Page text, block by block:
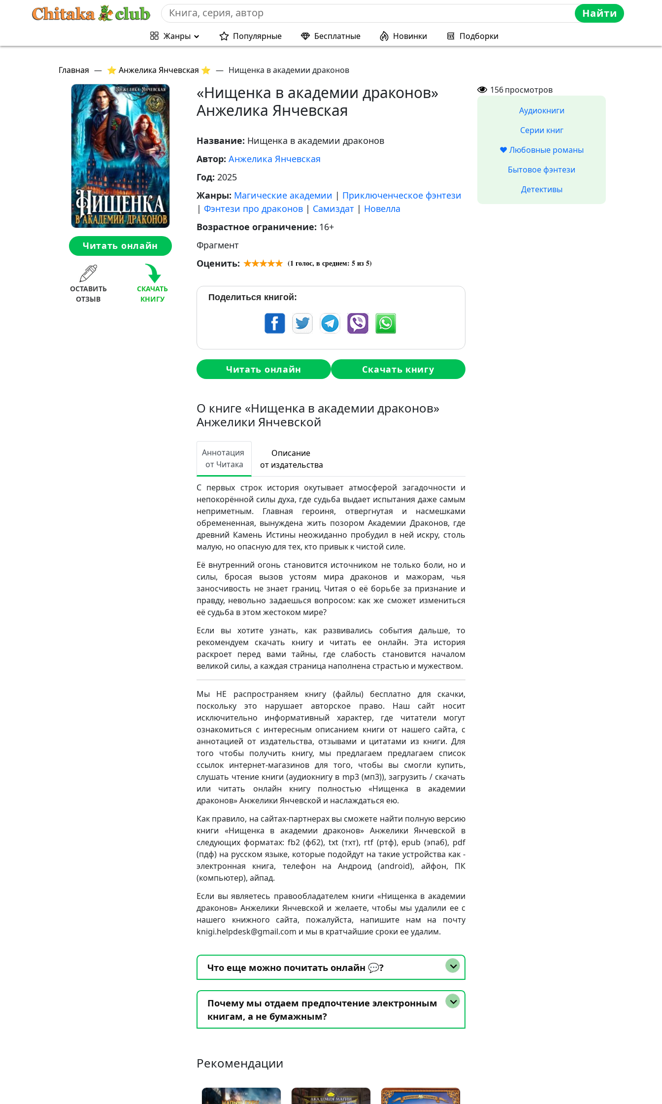
Найти
Жанры Популярные Бесплатные Новинки Подборки
Главная — ⭐ Анжелика Янчевская ⭐ — Нищенка в академии драконов
Читать онлайн
ОСТАВИТЬ
ОТЗЫВ
СКАЧАТЬ
КНИГУ
«Нищенка в академии драконов»
Анжелика Янчевская
Название: Нищенка в академии драконов
Автор: Анжелика Янчевская
Год: 2025
Жанры: Магические академии | Приключенческое фэнтези
| Фэнтези про драконов | Самиздат | Новелла
Возрастное ограничение: 16+
Фрагмент
Оценить:
(1 голос, в среднем: 5из 5)
Поделиться книгой:
Читать онлайн Скачать книгу
О книге «Нищенка в академии драконов»
Анжелики Янчевской
Аннотация
от Читака
Описание
от издательства
С первых строк история окутывает атмосферой загадочности и
непокорённой силы духа, где судьба выдает испытания даже самым
неприметным. Главная героиня, отвергнутая и насмешками
обремененная, вынуждена жить позором Академии Драконов, где
древний Камень Истины неожиданно пробудил в ней искру, столь
малую, но опасную для тех, кто привык к чистой силе.
Её внутренний огонь становится источником не только боли, но и
силы, бросая вызов устоям мира драконов и мажорам, чья
заносчивость не знает границ. Читая о её борьбе за признание и
правду, невольно задаешься вопросом: как же сможет измениться
её судьба в этом жестоком мире?
Если вы хотите узнать, как развивались события дальше, то
рекомендуем скачать книгу и читать ее онлайн. Эта история
раскроет перед вами тайны, где слабость становится началом
великой силы, а каждая страница наполнена страстью и мужеством.
Мы НЕ распространяем книгу (файлы) бесплатно для скачки,
поскольку это нарушает авторское право. Наш сайт носит
исключительно информативный характер, где читатели могут
ознакомиться с интересным описанием книги от нашего сайта, с
аннотацией от издательства, отзывами и цитатами из книги. Для
того чтобы получить книгу, мы предлагаем предлагаем список
ссылок интернет-магазинов для того, чтобы вы смогли купить,
слушать чтение книги (аудиокнигу в mp3 (мп3)), загрузить / скачать
или читать онлайн книгу полностью «Нищенка в академии
драконов» Анжелики Янчевской и наслаждаться ею.
Как правило, на сайтах-партнерах вы сможете найти полную версию
книги «Нищенка в академии драконов» Анжелики Янчевской в
следующих форматах: fb2 (фб2), txt (тхт), rtf (ртф), epub (эпаб), pdf
(пдф) на русском языке, которые подойдут на такие устройства как -
электронная книга, телефон на Андроид (android), айфон, ПК
(компьютер), айпад.
Если вы являетесь правообладателем книги «Нищенка в академии
драконов» Анжелики Янчевской и желаете, чтобы мы удалили ее с
нашего книжного сайта, пожалуйста, напишите нам на почту
knigi.helpdesk@gmail.com и мы в кратчайшие сроки ее удалим.
Что еще можно почитать онлайн 💬?
Почему мы отдаем предпочтение электронным
книгам, а не бумажным?
Рекомендации
156просмотров
Аудиокниги
Серии книг
❤️ Любовные романы
Бытовое фэнтези
Детективы